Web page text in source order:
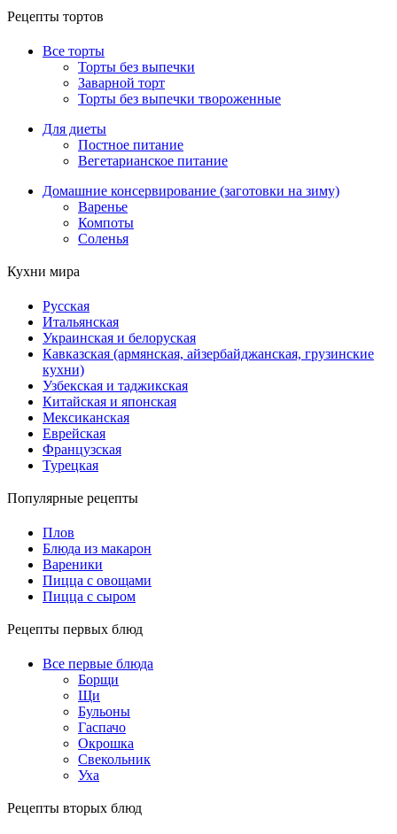
Рецепты тортов
Все торты
Торты без выпечки
Заварной торт
Торты без выпечки твороженные
Для диеты
Постное питание
Вегетарианское питание
Домашние консервирование (заготовки на зиму)
Варенье
Компоты
Соленья
Кухни мира
Русская
Итальянская
Украинская и белоруская
Кавказская (армянская, айзербайджанская, грузинские
кухни)
Узбекская и таджикская
Китайская и японская
Мексиканская
Еврейская
Французская
Турецкая
Популярные рецепты
Плов
Блюда из макарон
Вареники
Пицца с овощами
Пицца с сыром
Рецепты первых блюд
Все первые блюда
Борщи
Щи
Бульоны
Гаспачо
Окрошка
Свекольник
Уха
Рецепты вторых блюд